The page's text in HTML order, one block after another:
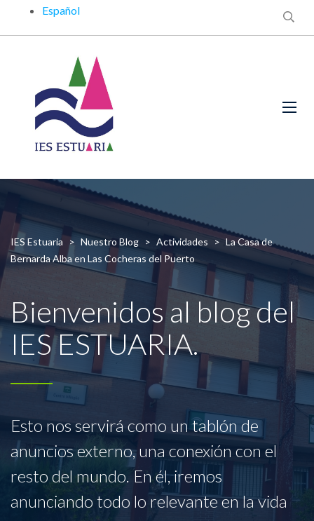
Español
IES Estuaria > Nuestro Blog > Actividades > La Casa de
Bernarda Alba en Las Cocheras del Puerto
Bienvenidos al blog del
IES ESTUARIA.
Esto nos servirá como un tablón de
anuncios externo, una conexión con el
resto del mundo. En él, iremos
anunciando todo lo relevante en la vida